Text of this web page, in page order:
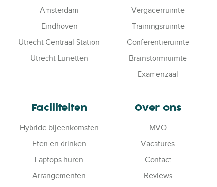
Amsterdam
Eindhoven
Utrecht Centraal Station
Utrecht Lunetten
Vergaderruimte
Trainingsruimte
Conferentieruimte
Brainstormruimte
Examenzaal
Faciliteiten
Hybride bijeenkomsten
Eten en drinken
Laptops huren
Arrangementen
Over ons
MVO
Vacatures
Contact
Reviews